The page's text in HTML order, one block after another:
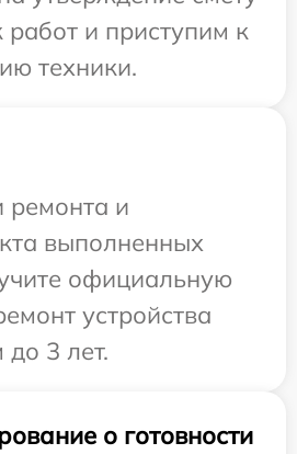
работ и приступим к
техники.
ремонта и
выполненных
официальную
устройства
3 лет.
о готовности